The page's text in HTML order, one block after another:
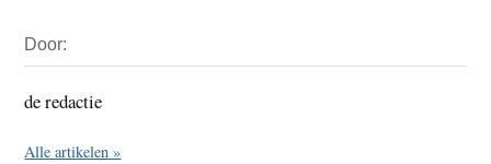
Sidebar
Door:
de redactie
Alle artikelen »